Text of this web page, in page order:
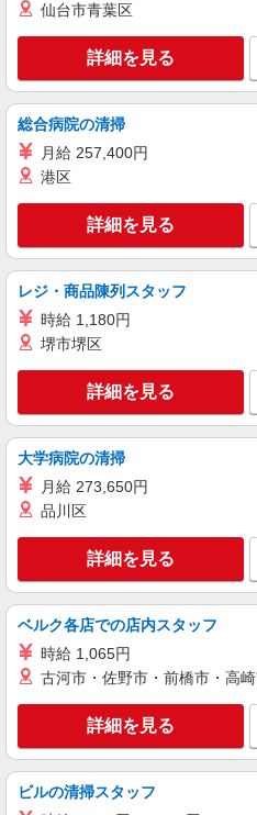
派遣社員
株式会社kotrio /●FK-H-2021691
北九州市小倉
スキルを身につ
時給1450円
小倉北区｜
キープ
派遣社員
株式会社kotrio /●FK-H-2102323
＼日払いも選
STAFF募集
時給1450円
通費全支給(ガソ
株式会社kotrio /●FK-H-2009510
向かう先は、
サポート＆送迎
時給1450円
通費全支給(ガソ
小倉北区｜
キープ
派遣社員
仙台市青葉区
詳細を見る
総合病院の清掃
月給 257,400円
港区
詳細を見る
レジ・商品陳列スタッフ
時給 1,180円
堺市堺区
詳細を見る
大学病院の清掃
月給 273,650円
品川区
詳細を見る
ベルク各店での店内スタッフ
時給 1,065円
古河市・佐野市・前橋市・高
詳細を見る
ビルの清掃スタッフ